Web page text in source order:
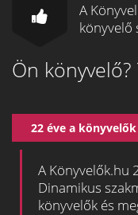
A
könyvelő
Ön
22 éve a
A Könyvelők.hu
Dinamikus
könyvelők és